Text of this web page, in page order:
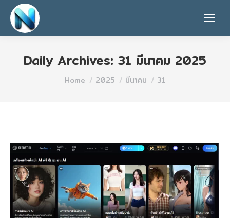
Daily Archives: 31 มีนาคม 2025
You are here:
Home 2025 มีนาคม 31